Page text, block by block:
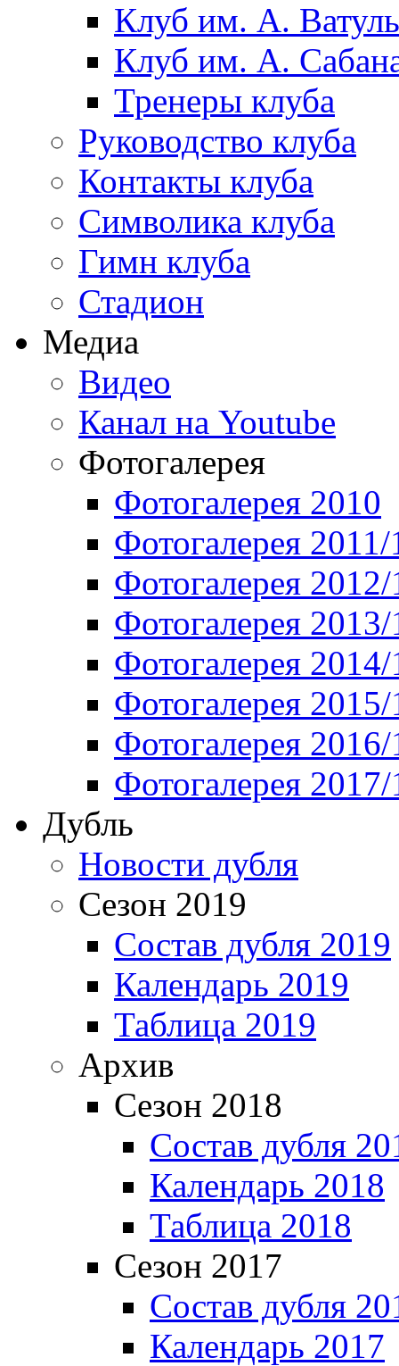
Клуб им. А.
Клуб им. А.
Тренеры клуба
Руководство клуба
Контакты клуба
Символика клуба
Гимн клуба
Стадион
Медиа
Видео
Канал на Youtube
Фотогалерея
Фотогалерея 2010
Фотогалерея 2011/
Фотогалерея
Фотогалерея
Фотогалерея
Фотогалерея
Фотогалерея
Фотогалерея
Дубль
Новости дубля
Сезон 2019
Состав дубля 2019
Календарь 2019
Таблица 2019
Архив
Сезон 2018
Состав дубля
Календарь 2018
Таблица 2018
Сезон 2017
Состав дубля
Календарь 2017